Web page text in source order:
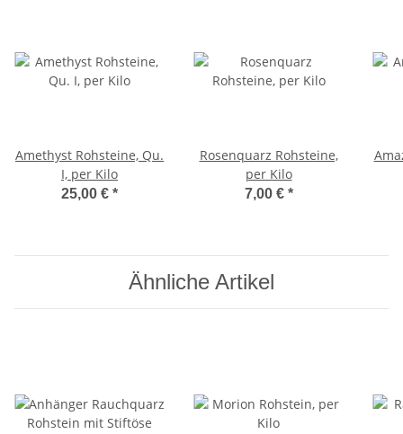
Amethyst Rohsteine, Qu.
I, per Kilo
25,00 € *
Rosenquarz Rohsteine,
per Kilo
7,00 € *
Ähnliche Artikel